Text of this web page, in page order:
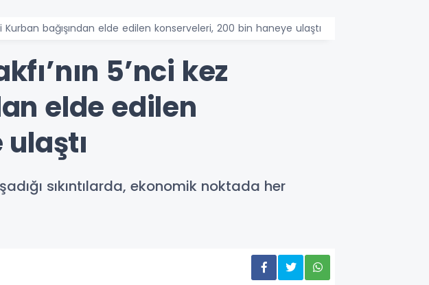
bağışından elde edilen konserveleri, 200 bin haneye ulaştı
5’nci kez
elde edilen
sıkıntılarda, ekonomik noktada her